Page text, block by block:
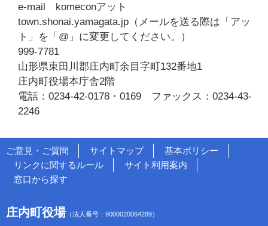
e-mail komeconアット
town.shonai.yamagata.jp（メールを送る際は「アッ
ト」を「@」に変更してください。）
999-7781
山形県東田川郡庄内町余目字町132番地1
庄内町役場本庁舎2階
電話：0234-42-0178・0169 ファックス：0234-43-
2246
ご意見・ご質問 サイトマップ
基本ポリシー
リンクに関するルール
サイト利用案内
窓口から探す
庄内町役場（法人番号：9000020064289）